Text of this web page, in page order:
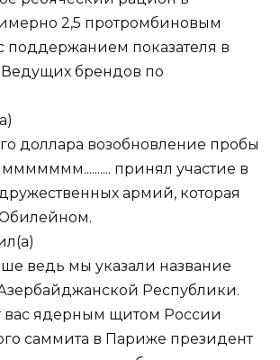
2,5 протромбиновым
поддержанием показателя в
Ведущих брендов по
доллара возобновление пробы
принял участие в
армий, которая
ведь мы указали название
Республики.
вас ядерным щитом России
саммита в Париже президент